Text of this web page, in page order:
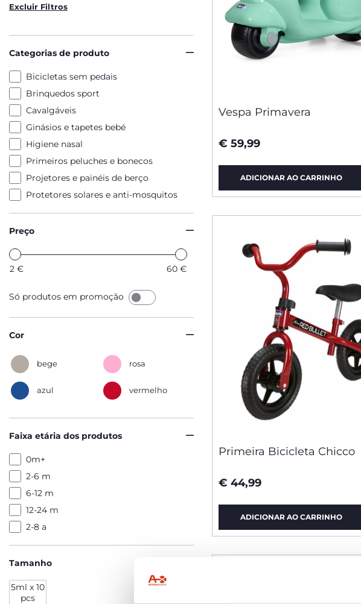
Excluir Filtros
Categorias de produto
Bicicletas sem pedais
Brinquedos sport
Cavalgáveis
Ginásios e tapetes bebé
Higiene nasal
Primeiros peluches e bonecos
Projetores e painéis de berço
Protetores solares e anti-mosquitos
Preço
2 € 60 €
Só produtos em promoção
Cor
bege rosa
azul vermelho
Faixa etária dos produtos
0m+
2-6 m
6-12 m
12-24 m
2-8 a
Tamanho
5ml x 10
pcs
Vespa Primavera
€ 59,99
ADICIONAR AO CARRINHO
Primeira Bicicleta Chicco
€ 44,99
ADICIONAR AO CARRINHO